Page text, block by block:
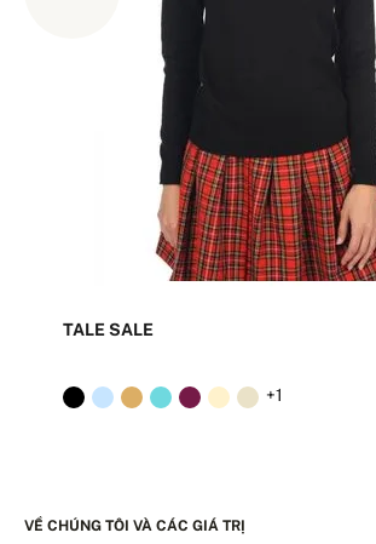
TALE SALE
+1
VỀ CHÚNG TÔI VÀ CÁC GIÁ TRỊ